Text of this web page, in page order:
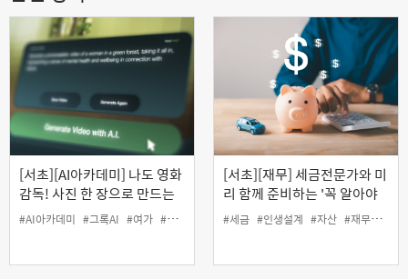
[서초][AI아카데미] 나도 영화
감독! 사진 한 장으로 만드는
그록 AI 영상
#AI아카데미 #그록AI #여가 #영상
[서초][재무] 세금전문가와 미
리 함께 준비하는 '꼭 알아야
할 자산관리와 절세 전략'
#세금 #인생설계 #자산 #재무 #절세